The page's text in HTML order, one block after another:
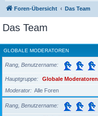
Foren-Übersicht Das Team
Das Team
GLOBALE MODERATOREN
Rang, Benutzername
Hauptgruppe
Globale Moderatoren
Moderator
Alle Foren
Rang, Benutzername